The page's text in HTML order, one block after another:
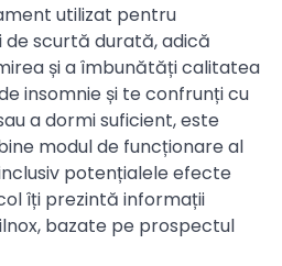
utilizat pentru
scurtă durată, adică
și a îmbunătăți calitatea
insomnie și te confrunți cu
a dormi suficient, este
modul de funcționare al
potențialele efecte
îți prezintă informații
bazate pe prospectul